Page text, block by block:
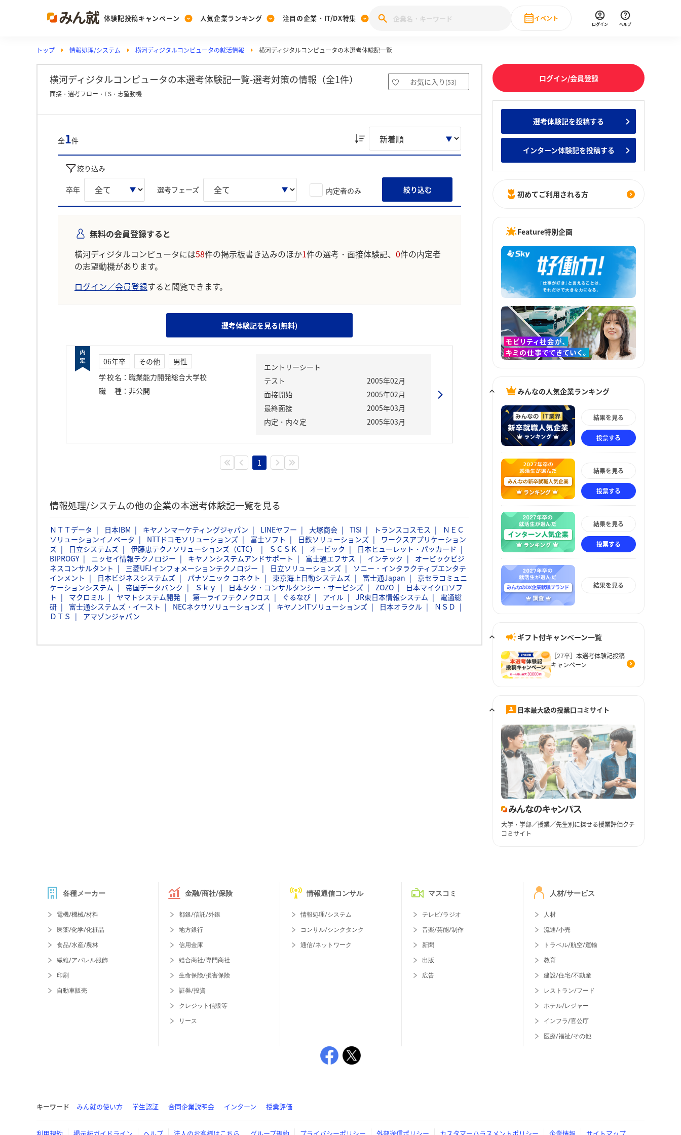
体験記投稿キャンペーン
Post
投稿する
[27卒] 本選考体験記投稿キャンペーン
人気企業ランキング
Ranking
ランキングを見る
みんなのDX企業就職ブランド調査
Vote みんなの新卒就職人気企業ランキング みんなのインターン人気企業ランキ
注目の企業・IT/DX特集
PickUp
注目の企業特集
28卒 IT・DX現場社員インタビュー
イベント
直近のイベント一覧
ログイン ヘルプ
トップ 情報処理/システム 横河ディジタルコンピュータの就活情報 横河ディジタルコンピュータの本選考体験記一覧
横河ディジタルコンピュータの本選考体験記一覧-選考対策の情報（全1件） お気に入り (53)
面接・選考フロー・ES・志望動機
全1件
絞り込み
卒年 選考フェーズ 内定者のみ 絞り込む
無料の会員登録すると
横河ディジタルコンピュータには58件の掲示板書き込みのほか1件の選考・面接体験記、 0件の内定者
の志望動機があります。
ログイン／会員登録すると閲覧できます。
選考体験記を見る(無料)
06年卒 その他
男性
学校名 ： 職業能力開発総合大学校
職種 ： 非公開
エントリーシート
テスト
2005年02月
面接開始
2005年02月
最終面接
2005年03月
内定・内々定
2005年03月
1
情報処理/システムの他の企業の本選考体験記一覧を見る
ＮＴＴデータ 日本IBM キヤノンマーケティングジャパン LINEヤフー 大塚商会 TISI トランスコスモス
ＮＥＣ
ソリューションイノベータ
NTTドコモソリューションズ 富士ソフト 日鉄ソリューションズ
ワークスアプリケーション
ズ
日立システムズ 伊藤忠テクノソリューションズ（CTC） ＳＣＳＫ オービック
日本ヒューレット・パッカード
BIPROGY
ニッセイ情報テクノロジー キヤノンシステムアンドサポート 富士通エフサス インテック
オービックビジ
ネスコンサルタント
三菱UFJインフォメーションテクノロジー 日立ソリューションズ
ソニー・インタラクティブエンタテ
インメント
日本ビジネスシステムズ パナソニック コネクト 東京海上日動システムズ 富士通Japan
京セラコミュニ
ケーションシステム
帝国データバンク Ｓｋｙ 日本タタ・コンサルタンシー・サービシズ ZOZO
日本マイクロソフ
ト
マクロミル ヤマトシステム開発 第一ライフテクノクロス ぐるなび アイル JR東日本情報システム
電通総
研
富士通システムズ・イースト NECネクサソリューションズ キヤノンITソリューションズ 日本オラクル
ＮＳＤ
ＤＴＳ
アマゾンジャパン
ログイン/会員登録
選考体験記を投稿する
インターン体験記を投稿する
初めてご利用される方
Feature特別企画
みんなの人気企業ランキング
結果を見る
投票する
結果を見る
投票する
結果を見る
投票する
結果を見る
ギフト付キャンペーン一覧
［27卒］本選考体験記投稿
キャンペーン
日本最大級の授業口コミサイト
大学・学部／授業／先生別に探せる授業評価クチ
コミサイト
各種メーカー
電機/機械/材料
医薬/化学/化粧品
食品/水産/農林
繊維/アパレル服飾
印刷
自動車販売
金融/商社/保険
都銀/信託/外銀
地方銀行
信用金庫
総合商社/専門商社
生命保険/損害保険
証券/投資
クレジット信販等
リース
情報通信コンサル
情報処理/システム
コンサル/シンクタンク
通信/ネットワーク
マスコミ
テレビ/ラジオ
音楽/芸能/制作
新聞
出版
広告
人材/サービス
人材
流通/小売
トラベル/航空/運輸
教育
建設/住宅/不動産
レストラン/フード
ホテル/レジャー
インフラ/官公庁
医療/福祉/その他
キーワード みん就の使い方 学生認証 合同企業説明会 インターン 授業評価